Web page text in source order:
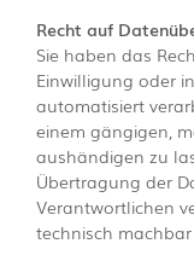
Recht auf
Sie haben das
Einwilligung oder
automatisiert
einem gängigen,
aushändigen zu
Übertragung der
Verantwortlichen
technisch machbar